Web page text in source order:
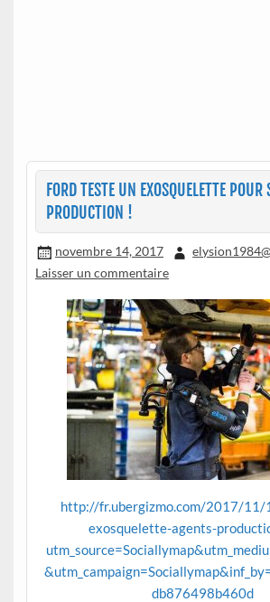
FORD TESTE UN EXOSQUELETTE POUR
PRODUCTION !
novembre 14, 2017
Laisser un commentaire
http://fr.ubergizmo.com/2017/
exosquelette-agents-
db876498b460d